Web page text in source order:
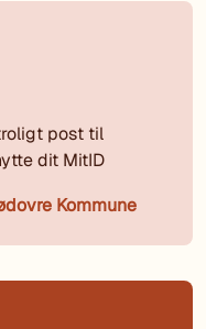
post til
dit MitID
Kommune